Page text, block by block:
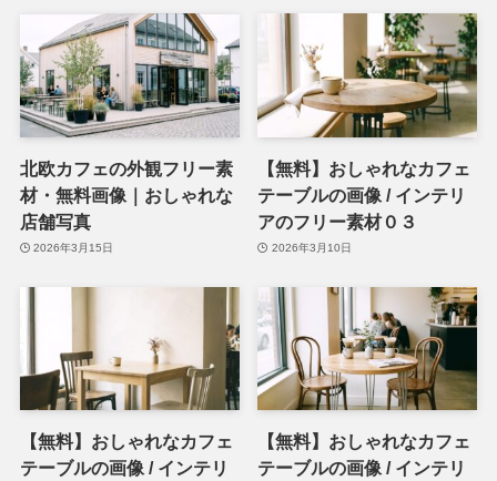
北欧カフェの外観フリー素
材・無料画像｜おしゃれな
店舗写真
2026年3月15日
【無料】おしゃれなカフェ
テーブルの画像 / インテリ
アのフリー素材０３
2026年3月10日
【無料】おしゃれなカフェ
テーブルの画像 / インテリ
【無料】おしゃれなカフェ
テーブルの画像 / インテリ